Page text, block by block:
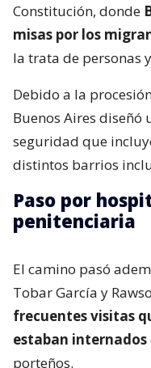
Constitución, donde
misas por los
la trata de personas
Debido a la
Buenos Aires
seguridad que
distintos barrios
Paso por
penitenciaria
El camino pasó
Tobar García y
frecuentes visitas
estaban internados
porteños.